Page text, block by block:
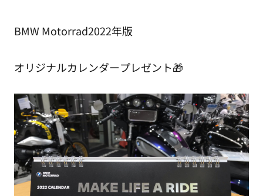
BMW Motorrad2022年版
オリジナルカレンダープレゼント🎁